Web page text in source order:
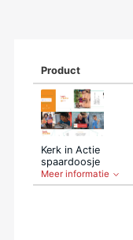
Product
Kerk in Actie
spaardoosje
Meer informatie